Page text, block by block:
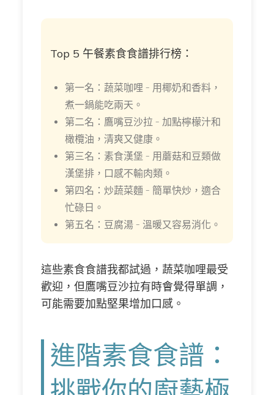
Top 5 午餐素食食譜排行榜：
第一名：蔬菜咖哩 – 用椰奶和香料，
煮一鍋能吃兩天。
第二名：鷹嘴豆沙拉 – 加點檸檬汁和
橄欖油，清爽又健康。
第三名：素食漢堡 – 用蘑菇和豆類做
漢堡排，口感不輸肉類。
第四名：炒蔬菜麵 – 簡單快炒，適合
忙碌日。
第五名：豆腐湯 – 溫暖又容易消化。
這些素食食譜我都試過，蔬菜咖哩最受
歡迎，但鷹嘴豆沙拉有時會覺得單調，
可能需要加點堅果增加口感。
進階素食食譜：